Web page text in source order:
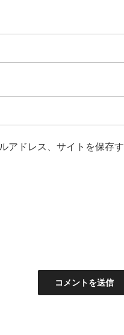
アドレス、サイトを保存す